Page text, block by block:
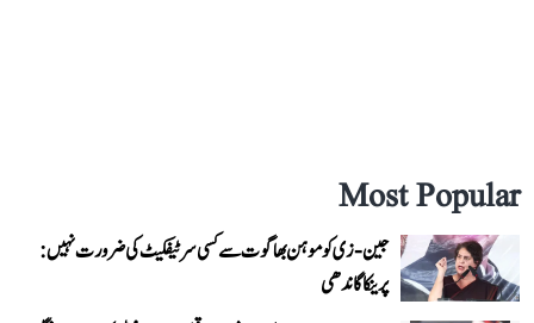
Most Popular
جین-زی کو موہن بھاگوت سے کسی سرٹیفکیٹ کی ضرورت نہیں:
پرینکا گاندھی